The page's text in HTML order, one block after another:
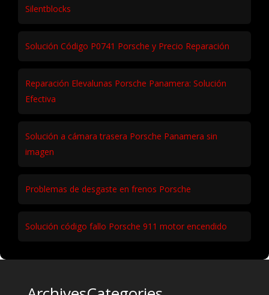
Silentblocks
Solución Código P0741 Porsche y Precio Reparación
Reparación Elevalunas Porsche Panamera: Solución
Efectiva
Solución a cámara trasera Porsche Panamera sin
imagen
Problemas de desgaste en frenos Porsche
Solución código fallo Porsche 911 motor encendido